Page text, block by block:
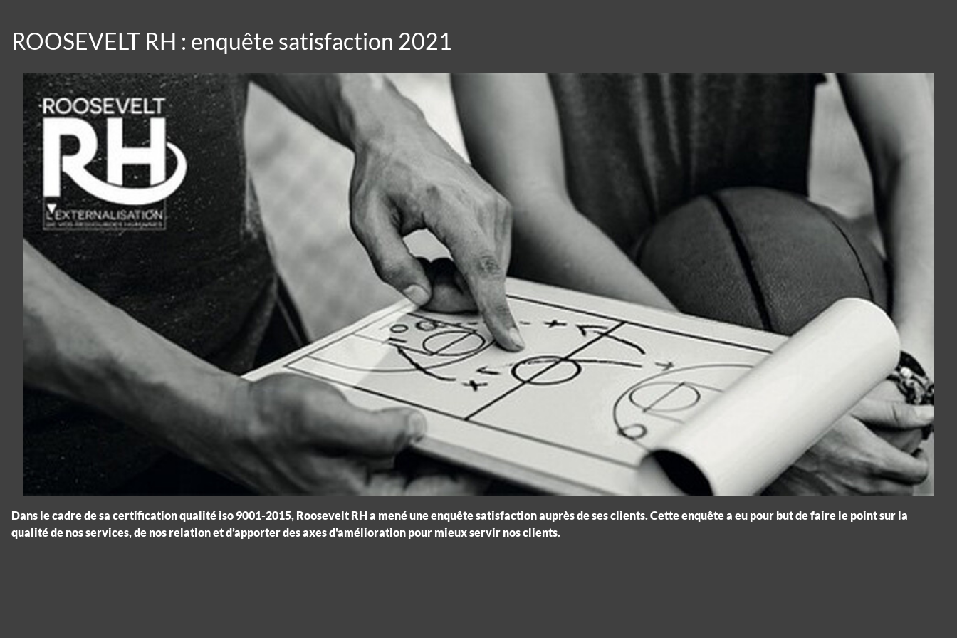
ROOSEVELT RH : enquête satisfaction 2021
Dans le cadre de sa certification qualité iso 9001-2015, Roosevelt RH a mené une enquête satisfaction auprès de ses clients. Cette enquête a eu pour but de faire le point sur la
qualité de nos services, de nos relation et d’apporter des axes d'amélioration pour mieux servir nos clients.